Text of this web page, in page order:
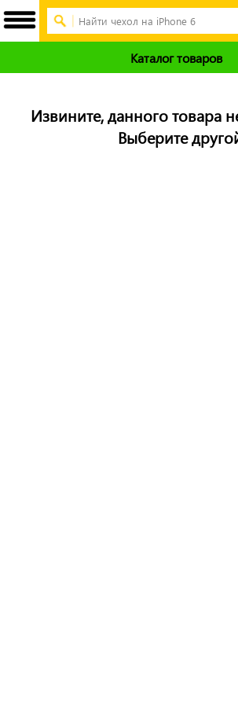
Каталог товаров
Извините, данного товара
Выберите